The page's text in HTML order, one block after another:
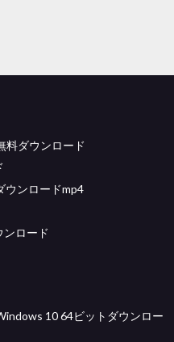
ダウンロード
ウンロードmp4
ロード
10 64ビットダウンロー